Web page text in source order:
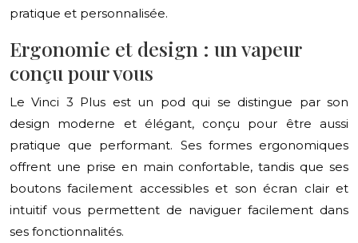
pratique et personnalisée.
Ergonomie et design : un vapeur
conçu pour vous
Le Vinci 3 Plus est un pod qui se distingue par son
design moderne et élégant, conçu pour être aussi
pratique que performant. Ses formes ergonomiques
offrent une prise en main confortable, tandis que ses
boutons facilement accessibles et son écran clair et
intuitif vous permettent de naviguer facilement dans
ses fonctionnalités.